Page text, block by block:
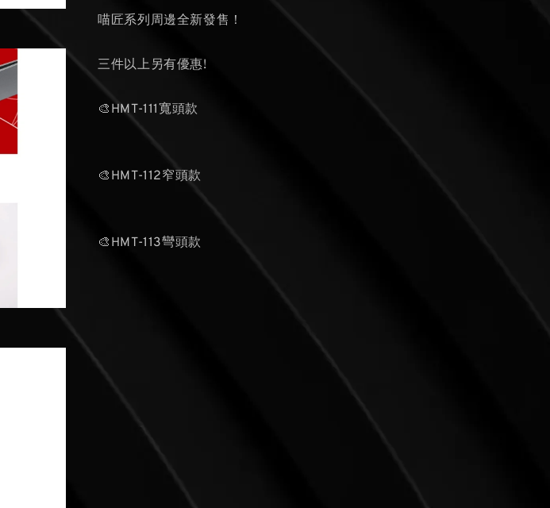
喵匠系列周邊全新發售！
三件以上另有優惠!
🎨HMT-111寬頭款
🎨HMT-112窄頭款
🎨HMT-113彎頭款